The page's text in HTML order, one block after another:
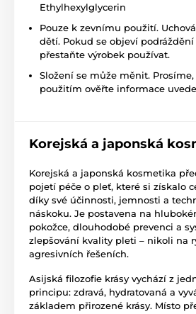
Ethylhexylglycerin
Pouze k zevnímu použití.
dětí. Pokud se objeví
přestaňte výrobek používat.
Složení se může měnit.
použitím ověřte informace
Korejská a japonská
Korejská a japonská kosmetika
pojetí péče o pleť, které si získalo
díky své účinnosti, jemnosti a
náskoku. Je postavena na
pokožce, dlouhodobé prevenci a
zlepšování kvality pleti – nikoli na
agresivních řešeních.
Asijská filozofie krásy vychází z
principu: zdravá, hydratovaná a
základem přirozené krásy. Místo